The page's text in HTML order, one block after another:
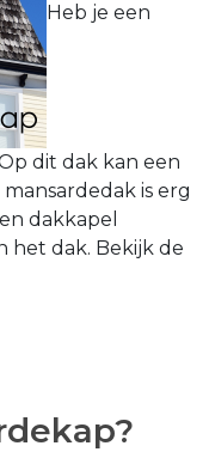
Heb je een
dit dak kan een
is erg
dakkapel
het dak. Bekijk de